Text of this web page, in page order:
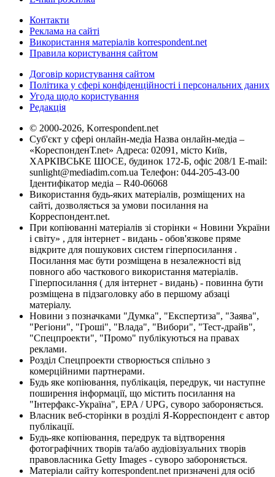
Контакти
Реклама на сайті
Використання матеріалів korrespondent.net
Правила користування сайтом
Договір користування сайтом
Політика у сфері конфіденційності і персональних даних
Угода щодо користування
Редакція
© 2000-2026, Korrespondent.net
Суб'єкт у сфері онлайн-медіа Назва онлайн-медіа –
«КореспонденТ.net» Адреса: 02091, місто Київ,
ХАРКІВСЬКЕ ШОСЕ, будинок 172-Б, офіс 208/1 E-mail:
sunlight@mediadim.com.ua Телефон: 044-205-43-00
Ідентифікатор медіа – R40-06068
Використання будь-яких матеріалів, розміщених на
сайті, дозволяється за умови посилання на
Корреспондент.net.
При копіюванні матеріалів зі сторінки « Новини України
і світу» , для інтернет - видань - обов'язкове пряме
відкрите для пошукових систем гіперпосилання .
Посилання має бути розміщена в незалежності від
повного або часткового використання матеріалів.
Гіперпосилання ( для інтернет - видань) - повинна бути
розміщена в підзаголовку або в першому абзаці
матеріалу.
Новини з позначками "Думка", "Експертиза", "Заява",
"Регіони", "Гроші", "Влада", "Вибори", "Тест-драйв",
"Спецпроекти", "Промо" публікуються на правах
реклами.
Розділ Спецпроекти створюється спільно з
комерційними партнерами.
Будь яке копіювання, публікація, передрук, чи наступне
поширення інформації, що містить посилання на
"Інтерфакс-Україна", EPA / UPG, суворо забороняється.
Власник веб-сторінки в розділі Я-Корреспондент є автор
публікації.
Будь-яке копіювання, передрук та відтворення
фотографічних творів та/або аудіовізуальних творів
правовласника Getty Images - суворо забороняється.
Матеріали сайту korrespondent.net призначені для осіб